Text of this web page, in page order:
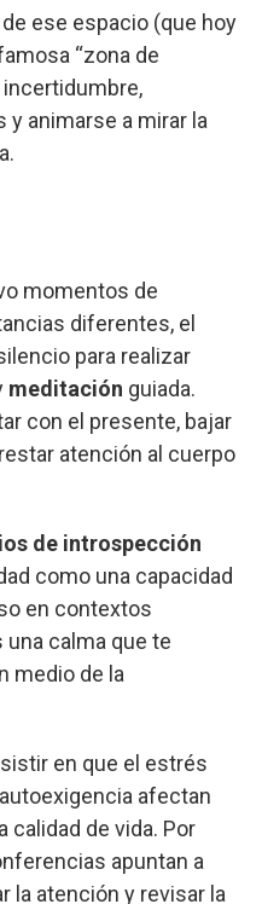
ese espacio (que hoy
“zona de
y animarse a mirar la
momentos de
diferentes, el
para realizar
meditación guiada.
con el presente, bajar
atención al cuerpo
de introspección
como una capacidad
en contextos
una calma que te
medio de la
en que el estrés
afectan
calidad de vida. Por
apuntan a
la atención y revisar la